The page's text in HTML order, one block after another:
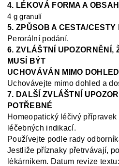
4. LÉKOVÁ FORMA A
4 g granulí
5. ZPŮSOB A CESTA/CESTY
Perorální podání.
6. ZVLÁŠTNÍ UPOZORNĚNÍ,
MUSÍ BÝT
UCHOVÁVÁN MIMO
Uchovávejte mimo dohled a
7. DALŠÍ ZVLÁŠTNÍ
POTŘEBNÉ
Homeopatický léčivý
léčebných indikací.
Používejte podle rady
Jestliže příznaky přetrvávají,
lékárníkem. Datum revize